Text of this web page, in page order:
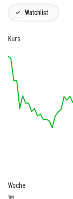
Watchlist
Kurs
Woche